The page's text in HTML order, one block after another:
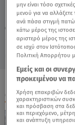
Κυριακή 9
05.07.21, 20:31 ΕΛΛΑΔΑ
ΟΛΑ ΤΑ ΒΙΝΤΕΟ
μην είναι τόσο
μενού για να
ανά πάσα στιγμή
κάτω μέρος της
αριστερό μέρος της
σε ισχύ στον
Πολιτική Απορρήτου
Εμείς και οι
προκειμένου να
Χρήση επακριβών
χαρακτηριστικών
και πρόσβαση στα
και περιεχόμενο,
και ανάπτυξη